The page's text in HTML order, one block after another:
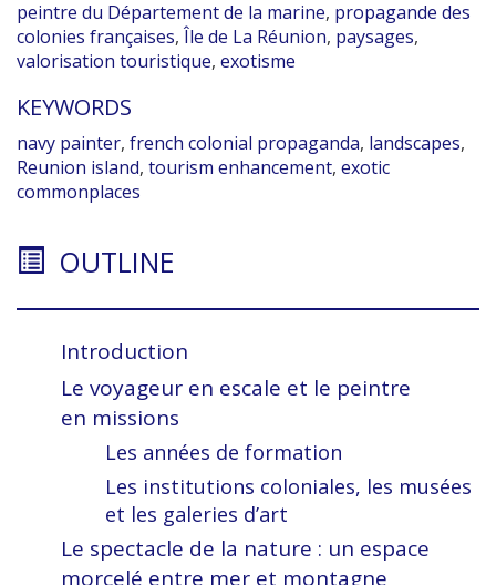
peintre du Département de la marine, propagande des
colonies françaises, Île de La Réunion, paysages,
valorisation touristique, exotisme
KEYWORDS
navy painter, french colonial propaganda, landscapes,
Reunion island, tourism enhancement, exotic
commonplaces
OUTLINE
Introduction
Le voyageur en escale et le peintre
en missions
Les années de formation
Les institutions coloniales, les musées
et les galeries d’art
Le spectacle de la nature : un espace
morcelé entre mer et montagne